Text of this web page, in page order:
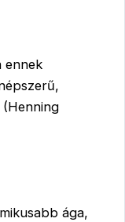
ennek
(Henning
ága,